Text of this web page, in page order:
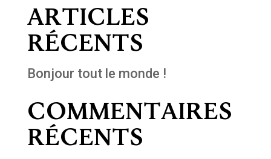
Articles
récents
Bonjour tout le monde !
Commentaires
récents